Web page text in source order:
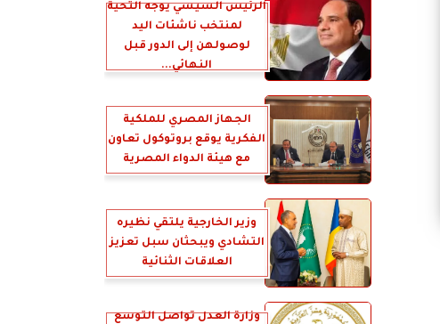
الرئيس السيسي يوجه التحية
لمنتخب ناشئات اليد
لوصولهن إلى الدور قبل
النهائي...
الجهاز المصري للملكية
الفكرية يوقع بروتوكول تعاون
مع هيئة الدواء المصرية
وزير الخارجية يلتقي نظيره
التشادي ويبحثان سبل تعزيز
العلاقات الثنائية
وزارة العدل تُواصل التوسع